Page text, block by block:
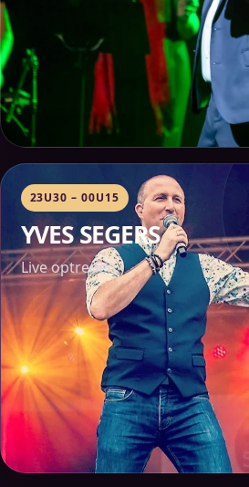
23U30 – 00U15
YVES SEGERS
Live optreden.